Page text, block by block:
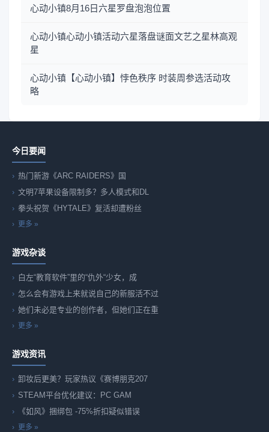
心动小镇8月16日六星罗盘泡泡位置
心动小镇心动小镇活动六星落盘谜面文艺之星林高观
星
心动小镇【心动小镇】悖色秩序 时装周参选活动攻
略
今日要闻
热门新游《ARC RAIDERS》国
文明7苹果设备限制多？多人模式和DL
拳头祝贺《HYTALE》复活却遭粉丝
更多 »
游戏杂谈
白左“教育软件”里的“仇外“少女，成
怎么会有游戏上来就说自己的新服活不过
她们未必是专业的创作者，但她们正在重
更多 »
游戏资讯
卸妆后更美？玩家热议《赛博朋克207
STEAM平台优化建议：PC GAM
《如风》捆绑包 -75%折扣疑似错误
更多 »